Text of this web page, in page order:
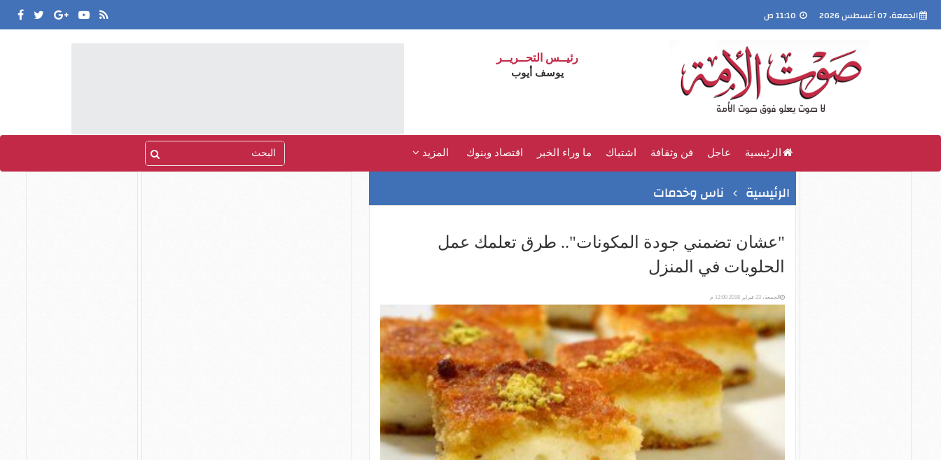
الجمعة، 07 أغسطس 2026
رئيــس التحــريــر
يوسف أيوب
الرئيسية عاجل فن وثقافة اشتباك ما وراء الخبر اقتصاد وبنوك المزيد
الرئيسية ناس وخدمات
"عشان تضمني جودة المكونات".. طرق تعلمك عمل
الحلويات في المنزل
الجمعة، 23 فبراير 2018 12:00 م